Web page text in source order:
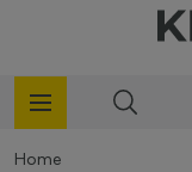
Home